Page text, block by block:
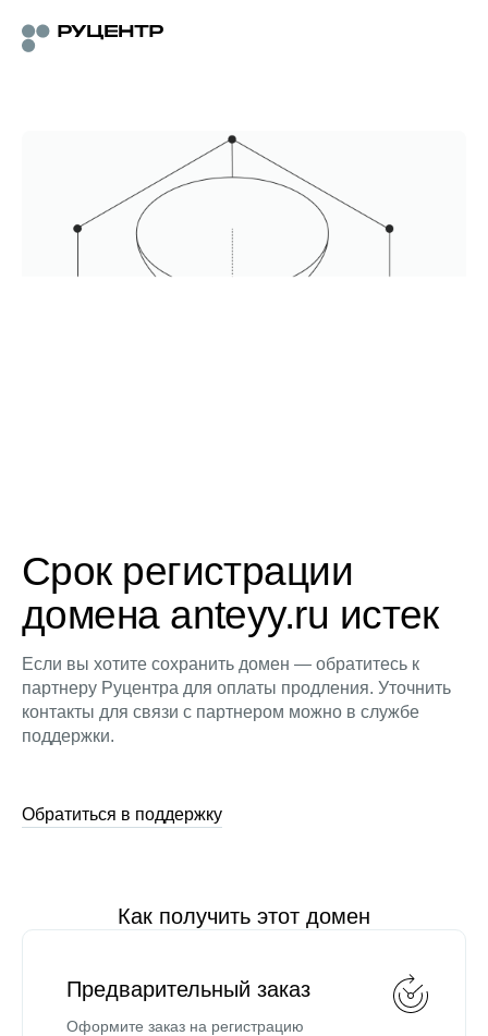
Срок регистрации
домена anteyy.ru истек
Если вы хотите сохранить домен — обратитесь к
партнеру Руцентра для оплаты продления. Уточнить
контакты для связи с партнером можно в службе
поддержки.
Обратиться в поддержку
Как получить этот домен
Предварительный заказ
Оформите заказ на регистрацию